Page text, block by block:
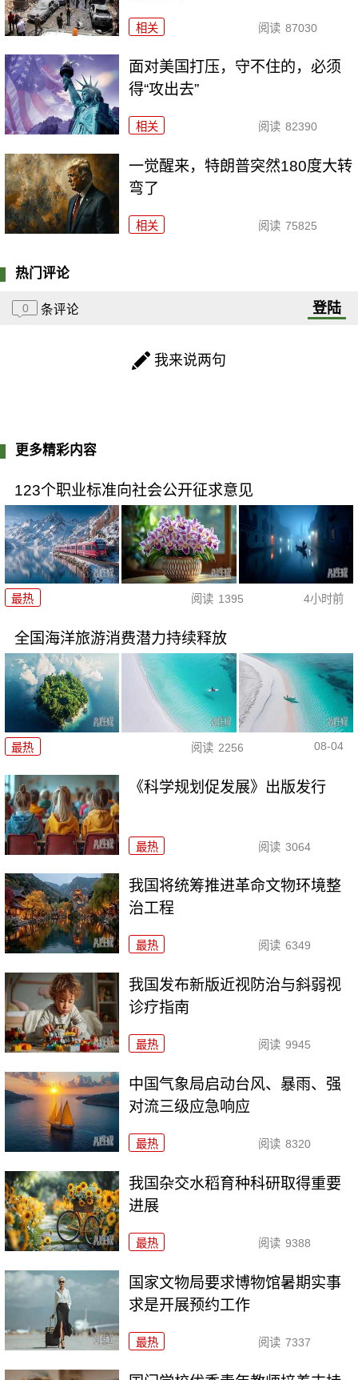
相关 阅读 87030
面对美国打压，守不住的，必须
得“攻出去”
相关 阅读 82390
一觉醒来，特朗普突然180度大转
弯了
相关 阅读 75825
热门评论
0 条评论 登陆
我来说两句
更多精彩内容
123个职业标准向社会公开征求意见
最热 阅读 1395 4小时前
全国海洋旅游消费潜力持续释放
最热 阅读 2256 08-04
《科学规划促发展》出版发行
最热 阅读 3064
我国将统筹推进革命文物环境整
治工程
最热 阅读 6349
我国发布新版近视防治与斜弱视
诊疗指南
最热 阅读 9945
中国气象局启动台风、暴雨、强
对流三级应急响应
最热 阅读 8320
我国杂交水稻育种科研取得重要
进展
最热 阅读 9388
国家文物局要求博物馆暑期实事
求是开展预约工作
最热 阅读 7337